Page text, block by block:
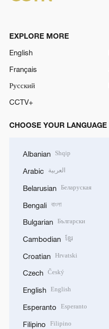
EXPLORE MORE
English
Français
Русский
CCTV+
CHOOSE YOUR LANGUAGE
Albanian Shqip
Arabic العربية
Belarusian Беларуская
Bengali বাংলা
Bulgarian Български
Cambodian ខ្មែរ
Croatian Hrvatski
Czech Český
English English
Esperanto Esperanto
Filipino Filipino